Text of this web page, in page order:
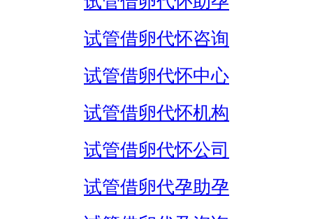
试管借卵代怀咨询
试管借卵代怀中心
试管借卵代怀机构
试管借卵代怀公司
试管借卵代孕助孕